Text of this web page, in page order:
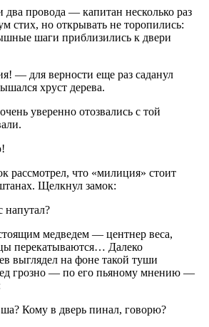
два провода — капитан несколько раз
стих, но открывать не торопились:
шаги приблизились к двери
— для верности еще раз саданул
хруст дерева.
уверенно отозвались с той
рассмотрел, что «милиция» стоит
Щелкнул замок:
напутал?
медведем — центнер веса,
перекатываются… Далеко
выглядел на фоне такой туши
грозно — по его пьяному мнению —
Кому в дверь пинал, говорю?